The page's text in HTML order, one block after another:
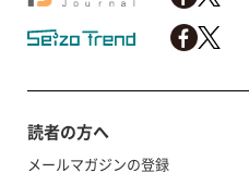
読者の方へ
メールマガジンの登録